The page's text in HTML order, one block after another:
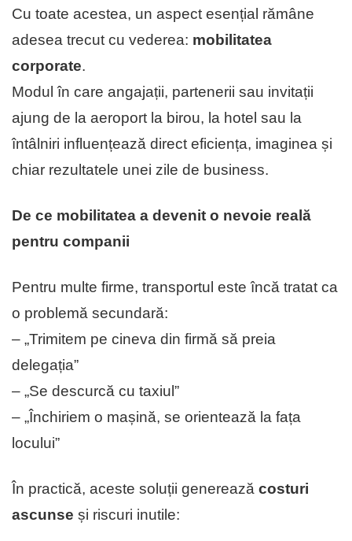
Cu toate acestea, un aspect esențial rămâne
adesea trecut cu vederea: mobilitatea
corporate.
Modul în care angajații, partenerii sau invitații
ajung de la aeroport la birou, la hotel sau la
întâlniri influențează direct eficiența, imaginea și
chiar rezultatele unei zile de business.
De ce mobilitatea a devenit o nevoie reală
pentru companii
Pentru multe firme, transportul este încă tratat ca
o problemă secundară:
– „Trimitem pe cineva din firmă să preia
delegația”
– „Se descurcă cu taxiul”
– „Închiriem o mașină, se orientează la fața
locului”
În practică, aceste soluții generează costuri
ascunse și riscuri inutile: